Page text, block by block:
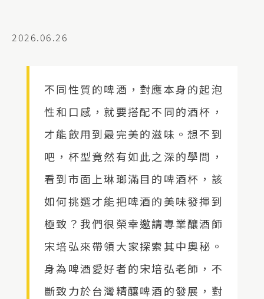
2026.06.26
不同性質的啤酒，對應本身的起泡
性和口感，就要搭配不同的酒杯，
才能飲用到最完美的滋味。想不到
吧，杯型竟然有如此之深的學問，
看到市面上琳瑯滿目的啤酒杯，該
如何挑選才能把啤酒的美味發揮到
極致？我們很榮幸邀請專業釀酒師
宋培弘來帶領大家探索其中奧秘。
身為啤酒愛好者的宋培弘老師，不
斷致力於台灣精釀啤酒的發展，對